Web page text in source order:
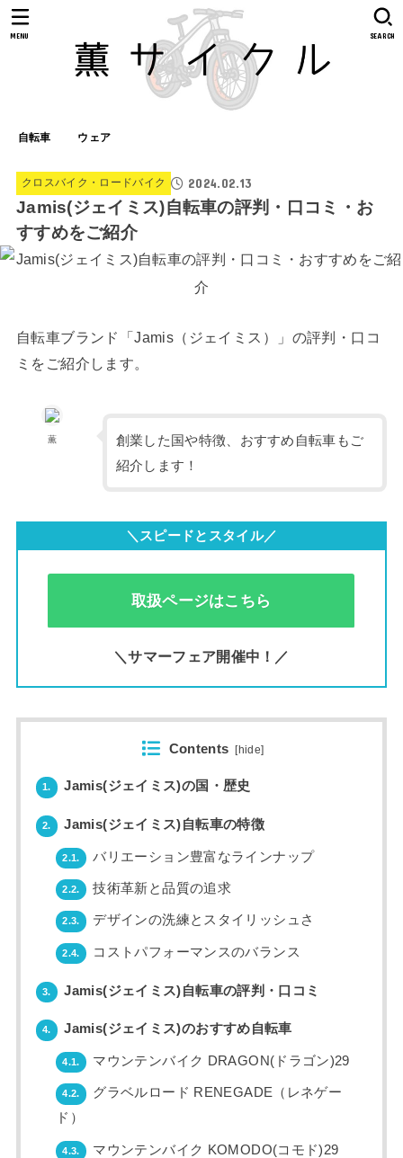
自転車 ウェア
SEARCH
MENU
クロスバイク・ロードバイク 2024.02.13
Jamis(ジェイミス)自転車の評判・口コミ・お
すすめをご紹介
自転車ブランド「Jamis（ジェイミス）」の評判・口コ
ミをご紹介します。
薫
創業した国や特徴、おすすめ自転車もご
紹介します！
＼スピードとスタイル／
取扱ページはこちら
＼サマーフェア開催中！／
Contents [hide]
1. Jamis(ジェイミス)の国・歴史
2. Jamis(ジェイミス)自転車の特徴
2.1. バリエーション豊富なラインナップ
2.2. 技術革新と品質の追求
2.3. デザインの洗練とスタイリッシュさ
2.4. コストパフォーマンスのバランス
3. Jamis(ジェイミス)自転車の評判・口コミ
4. Jamis(ジェイミス)のおすすめ自転車
4.1. マウンテンバイク DRAGON(ドラゴン)29
4.2.
グラベルロード RENEGADE（レネゲー
ド）
4.3. マウンテンバイク KOMODO(コモド)29